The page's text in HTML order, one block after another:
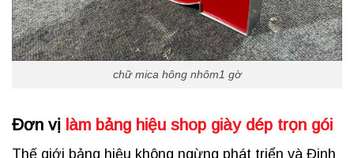
chữ mica hông nhôm1 gờ
Đơn vị làm bảng hiệu shop giày dép trọn gói
Thế giới bảng hiệu không ngừng phát triển và Đinh